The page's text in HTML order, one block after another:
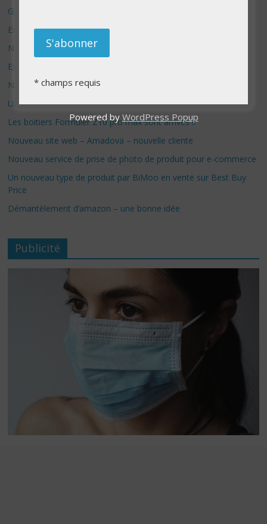
Glaze – le système anti IA
Exploration No Code avec Bolt.new
Nouvelle aventure sur YouTube
Exposition Photo – Nouvelle campagne de financement
Nouveau site e-commerce sur Etsy
Un nouveau site Shopify de lancé : Formuler store
Les boitiers Formuler Z10 pro max sont arrivés !!
Nouveau site web – Amadova – nouvelle cliente
Nouveau service de prise de photo de produit pour e-commerce
Un nouveau type de produit par BiMoo en vente sur Best Buy
Price
Démantèlement d’amazon – une bonne idée
Publicité
* champs requis
Powered by WordPress Popup